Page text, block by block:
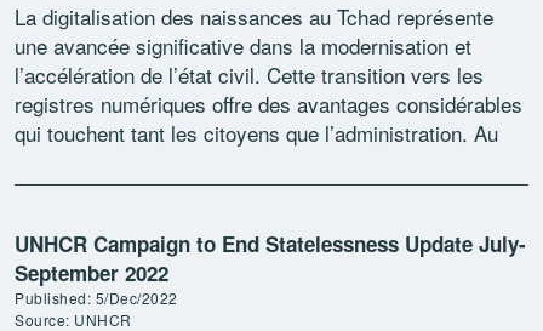
La digitalisation des naissances au Tchad représente
une avancée significative dans la modernisation et
l’accélération de l’état civil. Cette transition vers les
registres numériques offre des avantages considérables
qui touchent tant les citoyens que l’administration. Au
UNHCR Campaign to End Statelessness Update July-
September 2022
Published: 5/Dec/2022
Source: UNHCR